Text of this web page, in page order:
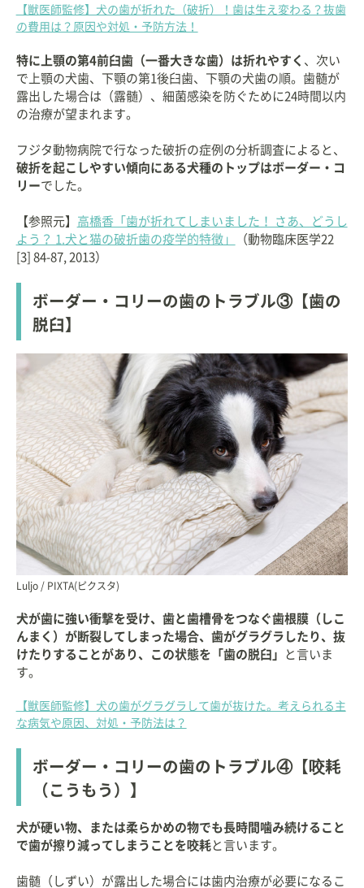
【獣医師監修】犬の歯が折れた（破折）！歯は生え変わる？抜歯
の費用は？原因や対処・予防方法！
特に上顎の第4前臼歯（一番大きな歯）は折れやすく 、次い
で上顎の犬歯、下顎の第1後臼歯、下顎の犬歯の順。歯髄が
露出した場合は（露髄）、細菌感染を防ぐために24時間以内
の治療が望まれます。
フジタ動物病院で行なった破折の症例の分析調査によると、
破折を起こしやすい傾向にある犬種のトップはボーダー・コ
リーでした。
【参照元】 高橋香「歯が折れてしまいました！ さあ、どうし
よう？ 1.犬と猫の破折歯の疫学的特徴」
（動物臨床医学22
[3] 84-87, 2013）
ボーダー・コリーの歯のトラブル③【歯の
脱臼】
Luljo / PIXTA(ピクスタ)
犬が歯に強い衝撃を受け、歯と歯槽骨をつなぐ歯根膜（しこ
んまく）が断裂してしまった場合、歯がグラグラしたり、抜
けたりすることがあり、この状態を「歯の脱臼」
と言いま
す。
【獣医師監修】犬の歯がグラグラして歯が抜けた。考えられる主
な病気や原因、対処・予防法は？
ボーダー・コリーの歯のトラブル④【咬耗
（こうもう）】
犬が硬い物、または柔らかめの物でも長時間噛み続けること
で歯が擦り減ってしまうことを咬耗と言います。
歯髄（しずい）が露出した場合には歯内治療が必要になるこ